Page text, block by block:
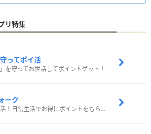
リ特集
ってポイ活
」を守ってお世話してポイントゲット！
ーク
歩いてポイ活！日常生活でお得にポイントをもらおう